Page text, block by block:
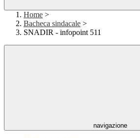
Home >
Bacheca sindacale >
SNADIR - infopoint 511
navigazione